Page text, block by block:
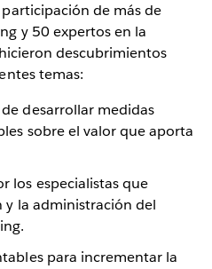
de más de
y 50 expertos en la
descubrimientos
temas:
desarrollar medidas
sobre el valor que aporta
los especialistas que
la administración del
para incrementar la